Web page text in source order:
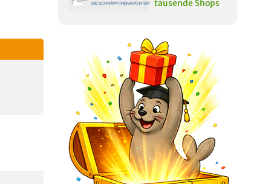
tausende Shops